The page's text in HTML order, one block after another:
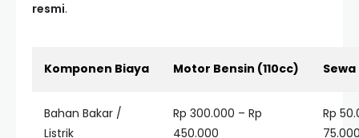
resmi.
Komponen Biaya Motor Bensin (110cc)
Bahan Bakar /
Listrik
Rp 300.000 – Rp
450.000
Rp